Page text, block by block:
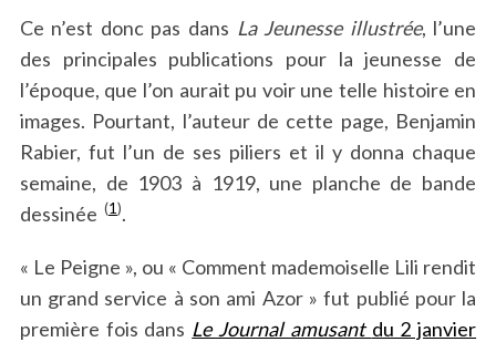
Ce n’est donc pas dans La Jeunesse illustrée, l’une
des principales publications pour la jeunesse de
l’époque, que l’on aurait pu voir une telle histoire en
images. Pourtant, l’auteur de cette page, Benjamin
Rabier, fut l’un de ses piliers et il y donna chaque
semaine, de 1903 à 1919, une planche de bande
dessinée (1).
« Le Peigne », ou « Comment mademoiselle Lili rendit
un grand service à son ami Azor » fut publié pour la
première fois dans Le Journal amusant du 2 janvier